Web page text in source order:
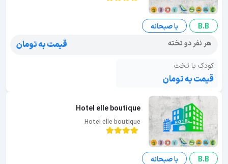
B.B
با صبحانه
هر نفر دو تخته
قیمت به تومان
کودک با تخت
قیمت به تومان
Hotel elle boutique
Hotel elle boutique
B.B با صبحانه